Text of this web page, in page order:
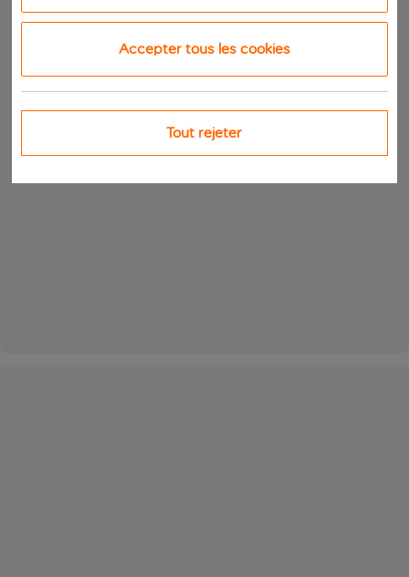
Accepter tous les cookies
Tout rejeter